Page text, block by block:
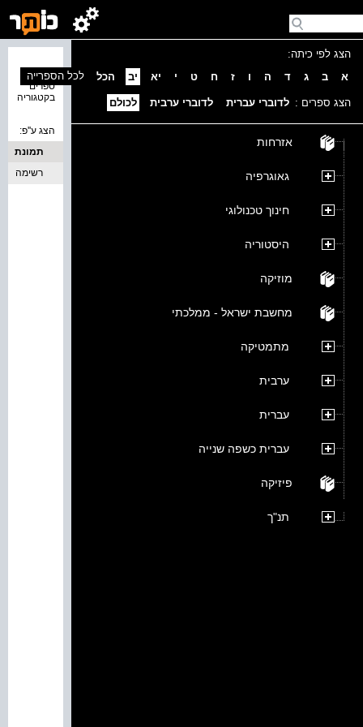
הצג לפי כיתה:
א
ב ג ד ה ו ז ח ט י יא יב הכל
הצג ספרים : לדוברי עברית לדוברי ערבית לכולם
אזרחות
גאוגרפיה
חינוך טכנולוגי
היסטוריה
מוזיקה
מחשבת ישראל - ממלכתי
מתמטיקה
ערבית
עברית
עברית כשפה שנייה
פיזיקה
תנ"ך
ספרים
בקטגוריה
לכל הספרייה
הצג ע''פ:
תמונת
כריכה
רשימה